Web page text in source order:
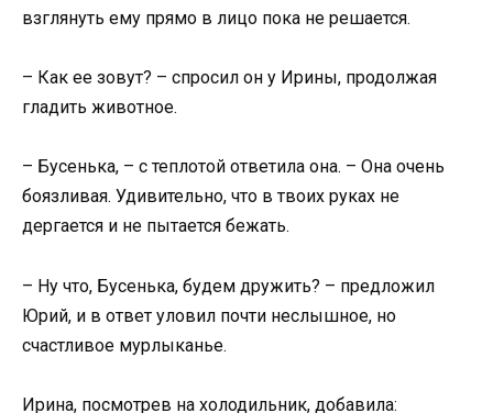
взглянуть ему прямо в лицо пока не решается.
– Как ее зовут? – спросил он у Ирины, продолжая
гладить животное.
– Бусенька, – с теплотой ответила она. – Она очень
боязливая. Удивительно, что в твоих руках не
дергается и не пытается бежать.
– Ну что, Бусенька, будем дружить? – предложил
Юрий, и в ответ уловил почти неслышное, но
счастливое мурлыканье.
Ирина, посмотрев на холодильник, добавила: